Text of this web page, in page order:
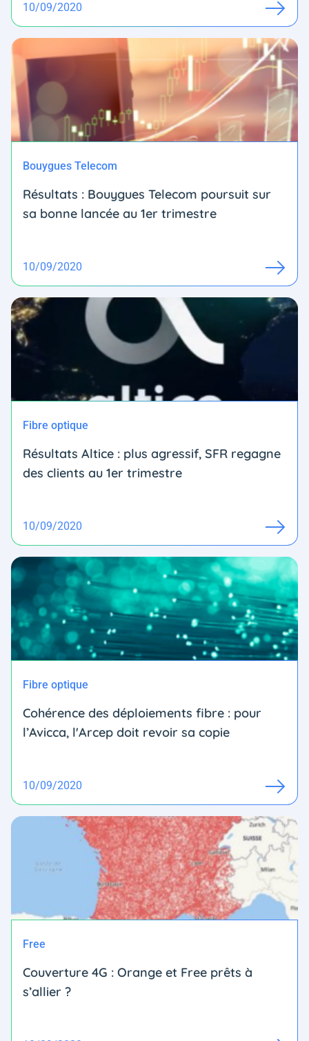
10/09/2020
Bouygues Telecom
Résultats : Bouygues Telecom poursuit sur
sa bonne lancée au 1er trimestre
10/09/2020
Fibre optique
Résultats Altice : plus agressif, SFR regagne
des clients au 1er trimestre
10/09/2020
Fibre optique
Cohérence des déploiements fibre : pour
l’Avicca, l'Arcep doit revoir sa copie
10/09/2020
Free
Couverture 4G : Orange et Free prêts à
s’allier ?